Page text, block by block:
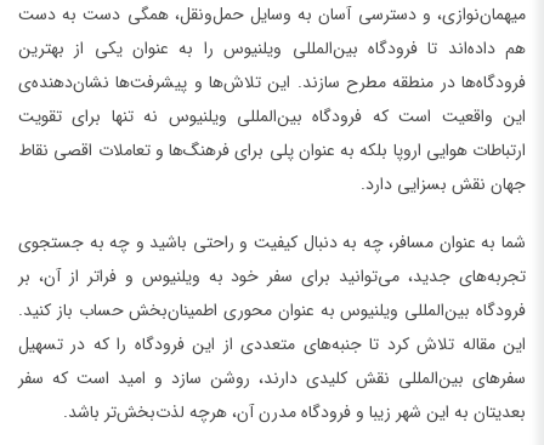
میهمان‌نوازی، و دسترسی آسان به وسایل حمل‌و‌نقل، همگی دست به دست
هم داده‌اند تا فرودگاه بین‌المللی ویلنیوس را به عنوان یکی از بهترین
فرودگاه‌ها در منطقه مطرح سازند. این تلاش‌ها و پیشرفت‌ها نشان‌دهنده‌ی
این واقعیت است که فرودگاه بین‌المللی ویلنیوس نه تنها برای تقویت
ارتباطات هوایی اروپا بلکه به عنوان پلی برای فرهنگ‌ها و تعاملات اقصی نقاط
جهان نقش بسزایی دارد.
شما به عنوان مسافر، چه به دنبال کیفیت و راحتی باشید و چه به جستجوی
تجربه‌های جدید، می‌توانید برای سفر خود به ویلنیوس و فراتر از آن، بر
فرودگاه بین‌المللی ویلنیوس به عنوان محوری اطمینان‌بخش حساب باز کنید.
این مقاله تلاش کرد تا جنبه‌های متعددی از این فرودگاه را که در تسهیل
سفرهای بین‌المللی نقش کلیدی دارند، روشن سازد و امید است که سفر
بعدیتان به این شهر زیبا و فرودگاه مدرن آن، هرچه لذت‌بخش‌تر باشد.